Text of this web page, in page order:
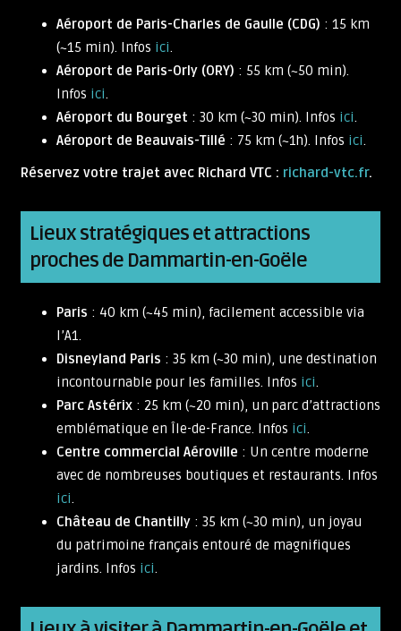
Aéroport de Paris-Charles de Gaulle (CDG) : 15 km
(~15 min). Infos ici.
Aéroport de Paris-Orly (ORY) : 55 km (~50 min).
Infos ici.
Aéroport du Bourget : 30 km (~30 min). Infos ici.
Aéroport de Beauvais-Tillé : 75 km (~1h). Infos ici.
Réservez votre trajet avec Richard VTC : richard-vtc.fr.
Lieux stratégiques et attractions
proches de Dammartin-en-Goële
Paris : 40 km (~45 min), facilement accessible via
l’A1.
Disneyland Paris : 35 km (~30 min), une destination
incontournable pour les familles. Infos ici.
Parc Astérix : 25 km (~20 min), un parc d’attractions
emblématique en Île-de-France. Infos ici.
Centre commercial Aéroville : Un centre moderne
avec de nombreuses boutiques et restaurants. Infos
ici.
Château de Chantilly : 35 km (~30 min), un joyau
du patrimoine français entouré de magnifiques
jardins. Infos ici.